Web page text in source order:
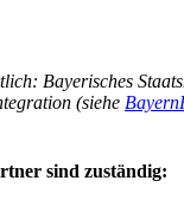
Bayerisches
(siehe
sind zuständig: